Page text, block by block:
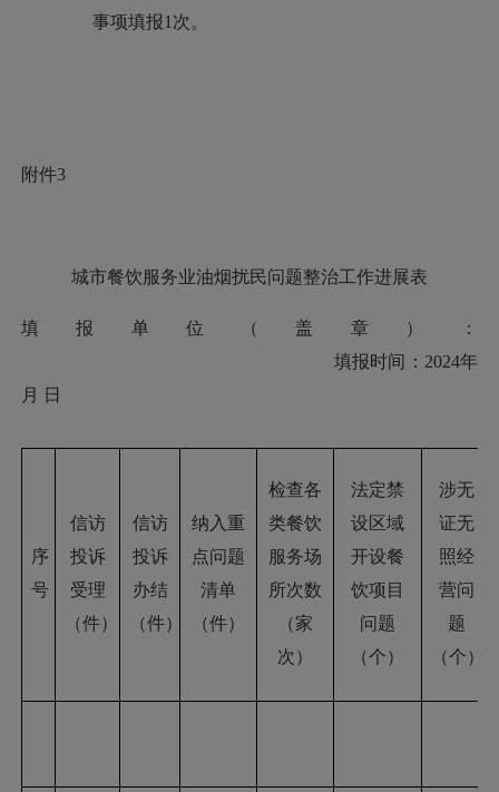
事项填报1次。
附件3
城市餐饮服务业油烟扰民问题整治工作进展表
填报单位（盖章）：
填报时间： 2024年
月 日
序
号
信访
投诉
受理
（件）
信访
投诉
办结
（件）
纳入重
点问题
清单
（件）
检查各
类餐饮
服务场
所次数
（家
次）
法定禁
设区域
开设餐
饮项目
问题
（个）
涉无
证无
照经
营问
题
（个）